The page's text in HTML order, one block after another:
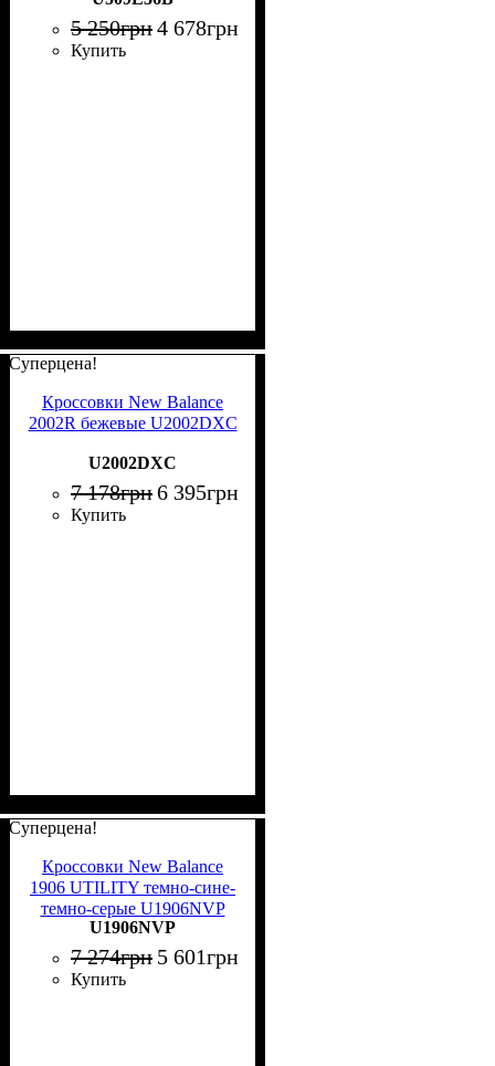
5 250грн4 678грн
Купить
Суперцена!
Кроссовки New Balance
2002R бежевые U2002DXC
U2002DXC
7 178грн6 395грн
Купить
Суперцена!
Кроссовки New Balance
1906 UTILITY темно-сине-
темно-серые U1906NVP
U1906NVP
7 274грн 5 601грн
Купить